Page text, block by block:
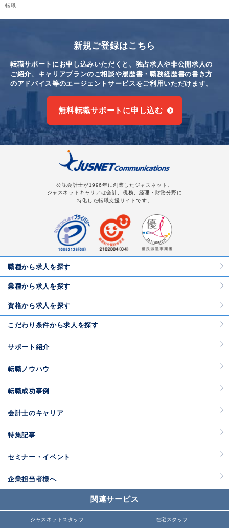
転職
新規ご登録はこちら
転職サポートにお申し込みいただくと、独占求人や非公開求人の
ご紹介、キャリアプランのご相談や履歴書・職務経歴書の書き方
のアドバイス等のエージェントサービスをご利用いただけます。
無料転職サポートに申し込む
公認会計士が1996年に創業したジャスネット。
ジャスネットキャリアは会計、税務、経理・財務分野に
特化した転職支援サイトです。
職種から求人を探す
業種から求人を探す
資格から求人を探す
こだわり条件から求人を探す
サポート紹介
転職ノウハウ
転職成功事例
会計士のキャリア
特集記事
セミナー・イベント
企業担当者様へ
関連サービス
ジャスネットスタッフ 在宅スタッフ